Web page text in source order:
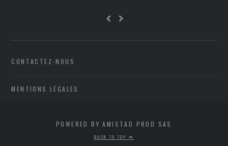
CONTACTEZ-NOUS
MENTIONS LÉGALES
POWERED BY AMISTAD PROD SAS
BACK TO TOP